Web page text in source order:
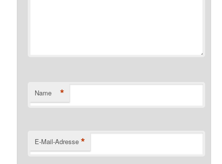
Name *
E-Mail-Adresse *